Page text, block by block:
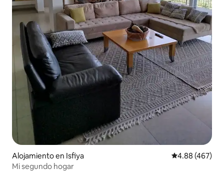
Alojamiento en Isfiya Calificación
4.88 (467)
Mi segundo hogar